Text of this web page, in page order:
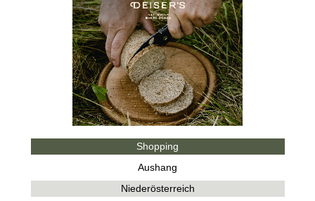
Shopping
Aushang
Niederösterreich